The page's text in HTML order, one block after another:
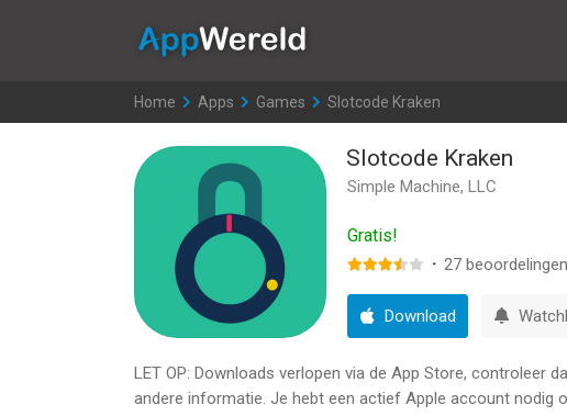
Home >
Apps >
Games >
Slotcode Kraken
Slotcode Kraken
Simple Machine, LLC
Gratis!
· 27 beoordelingen
Download
LET OP: Downloads verlopen via de App Store, controleer
andere informatie. Je hebt een actief Apple account nodig